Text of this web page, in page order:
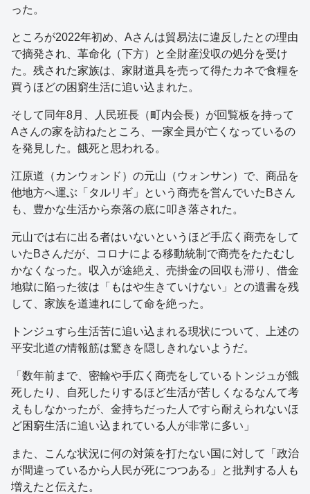
った。
ところが2022年初め、Aさんは貿易法に違反したとの理由
で摘発され、革命化（下方）と全財産没収の処分を受け
た。残された家族は、家財道具を売って得たカネで食糧を
買うほどの困窮生活に追い込まれた。
そして同年8月、人民班長（町内会長）が回覧板を持って
Aさんの家を訪ねたところ、一家全員が亡くなっているの
を発見した。餓死と思われる。
江原道（カンウォンド）の元山（ウォンサン）で、商品を
他地方へ運ぶ「タルリギ」という商売を営んでいたBさん
も、豊かな生活から奈落の底に叩き落された。
元山では右に出る者はいないというほど手広く商売をして
いたBさんだが、コロナによる移動統制で商売をたたむし
かなくなった。収入が途絶え、売掛金の回収も滞り、借金
地獄に陥った彼は「もはや生きていけない」との遺書を残
して、家族を道連れにして命を絶った。
トンジュすら生活苦に追い込まれる現状について、上述の
平安北道の情報筋は驚きを隠しきれないようだ。
「数年前まで、密輸や手広く商売をしているトンジュが餓
死したり、自死したりするほど生活が苦しくなるなんて考
えもしなかったが、金持ちだった人ですら耐えられないほ
ど困窮生活に追い込まれている人が非常に多い」
また、こんな状況に何の対策を打たない国に対して「政治
が間違っているから人民が死につつある」と批判する人も
増えたと伝えた。